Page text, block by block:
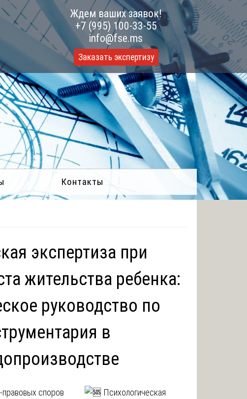
Ждем ваших заявок!
+7 (995) 100-33-55
info@fse.ms
Заказать экспертизу
Контакты
экспертиза при
жительства ребенка:
руководство по
в
споров